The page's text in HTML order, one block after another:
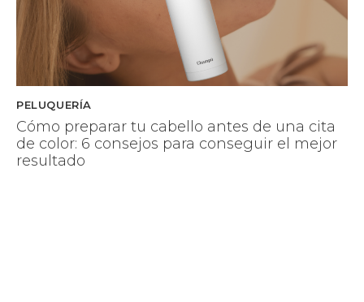
PELUQUERÍA
Cómo preparar tu cabello antes de una cita
de color: 6 consejos para conseguir el mejor
resultado